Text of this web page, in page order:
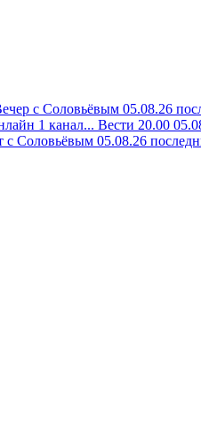
с Соловьёвым 05.08.26
1 канал... Вести 20.00
с Соловьёвым 05.08.26